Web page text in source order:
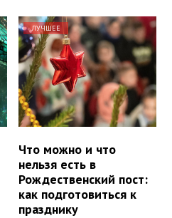
ЛУЧШЕЕ
Что можно и что
нельзя есть в
Рождественский пост:
как подготовиться к
празднику